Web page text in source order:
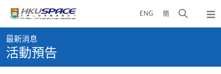
content
ENG 簡
開
彈
出
content
start
最新消息
活動預告